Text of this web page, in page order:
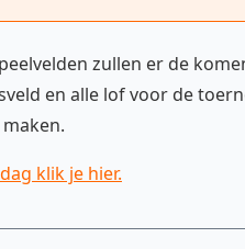
zullen er de
en alle lof voor de
klik je hier.